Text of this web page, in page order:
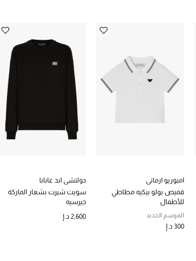
امبوريو ارماني
قميص بولو بيكيه مطاطي
للأطفال
الموسم الجديد
300 د.إ
دولتشي اند غابانا
سويت شيرت بشعار الماركة
جيرسيه
2,600 د.إ